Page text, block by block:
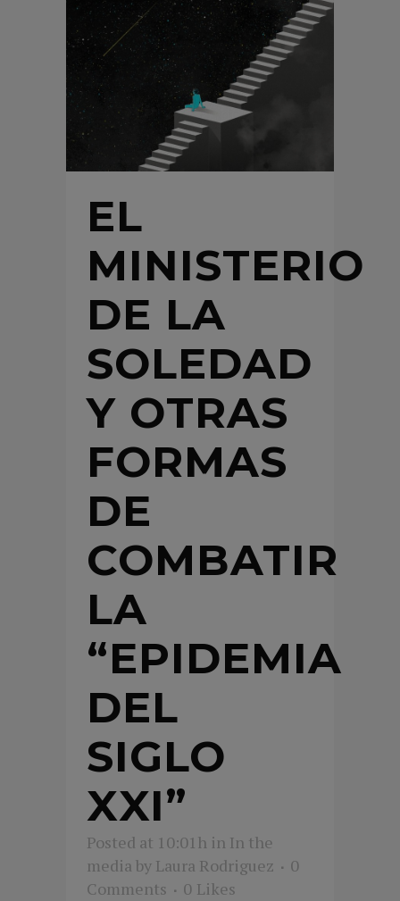
EL
MINISTERIO
DE LA
SOLEDAD
Y OTRAS
FORMAS
DE
COMBATIR
LA
“EPIDEMIA
DEL
SIGLO
XXI”
Posted at 10:01h in In the
media by Laura Rodriguez
0
Comments
0 Likes